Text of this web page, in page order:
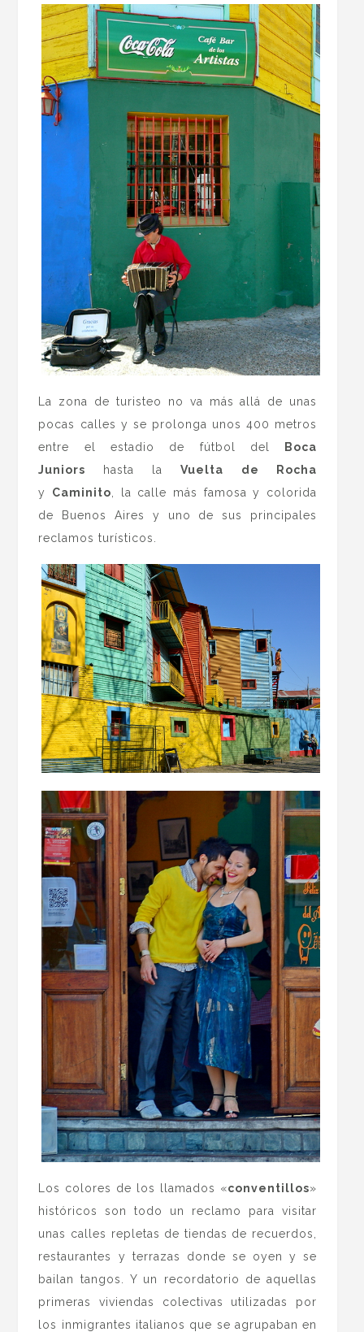
La zona de turisteo no va más allá de unas
pocas calles y se prolonga unos 400 metros
entre el estadio de fútbol del
Boca
Juniors
hasta laVuelta de Rocha
y Caminito , la calle más famosa y colorida
de Buenos Aires y uno de sus principales
reclamos turísticos.
Los colores de los llamados «conventillos»
históricos son todo un reclamo para visitar
unas calles repletas de tiendas de recuerdos,
restaurantes y terrazas donde se oyen y se
bailan tangos. Y un recordatorio de aquellas
primeras viviendas colectivas utilizadas por
los inmigrantes italianos que se agrupaban en